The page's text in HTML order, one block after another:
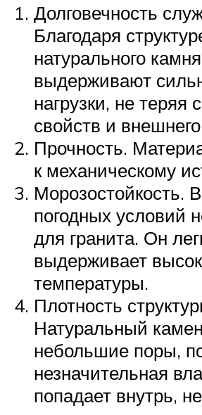
Долговечность
Благодаря
натурального
выдерживают
нагрузки, не теряя
свойств и
Прочность.
к механическому
Морозостойкость.
погодных условий
для гранита. Он
выдерживает
температуры.
Плотность
Натуральный
небольшие поры,
незначительная
попадает внутрь,